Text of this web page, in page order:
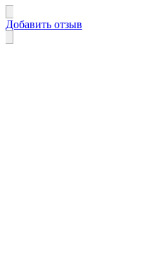
Добавить отзыв